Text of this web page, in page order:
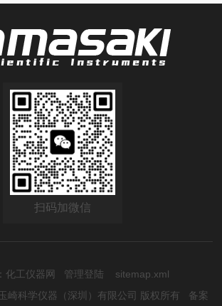
扫码加微信
化工仪器网 管理登陆
sitemap.xml
崎科学仪器（深圳）有限公司 版权所有 备案